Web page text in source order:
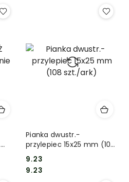
Pianka dwustr.-
przylepiec 15x25 mm (108
szt./ark)
Cena:
9.23
Cena:
9.23